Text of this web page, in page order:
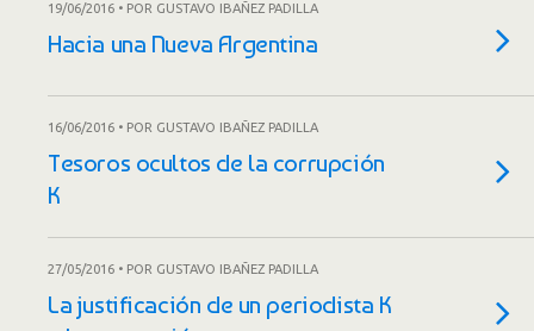
19/06/2016 • POR GUSTAVO IBAÑEZ PADILLA
Hacia una Nueva Argentina
16/06/2016 • POR GUSTAVO IBAÑEZ PADILLA
Tesoros ocultos de la corrupción
K
27/05/2016 • POR GUSTAVO IBAÑEZ PADILLA
La justificación de un periodista K